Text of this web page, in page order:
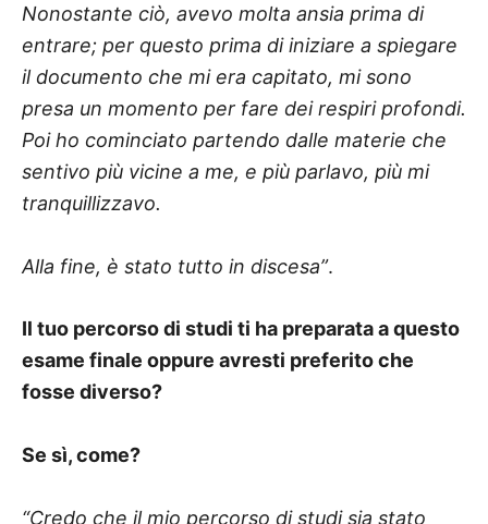
Nonostante ciò, avevo molta ansia prima di
entrare; per questo prima di iniziare a spiegare
il documento che mi era capitato, mi sono
presa un momento per fare dei respiri profondi.
Poi ho cominciato partendo dalle materie che
sentivo più vicine a me, e più parlavo, più mi
tranquillizzavo.
Alla fine, è stato tutto in discesa”.
Il tuo percorso di studi ti ha preparata a questo
esame finale oppure avresti preferito che
fosse diverso?
Se sì, come?
“Credo che il mio percorso di studi sia stato